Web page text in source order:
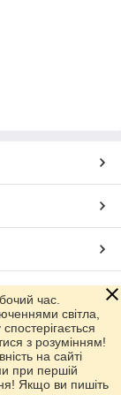
час.
світла,
з розумінням!
на сайті
при першій
Якщо ви пишіть